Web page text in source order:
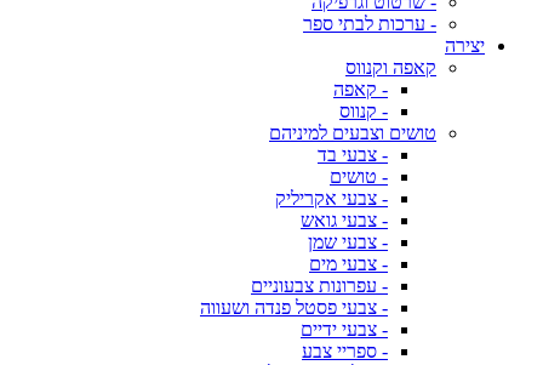
- ערכות לבתי ספר
יצירה
קאפה וקנווס
- קאפה
- קנווס
טושים וצבעים למיניהם
- צבעי בד
- טושים
- צבעי אקריליק
- צבעי גואש
- צבעי שמן
- צבעי מים
- עפרונות צבעוניים
- צבעי פסטל פנדה ושעווה
- צבעי ידיים
- ספריי צבע